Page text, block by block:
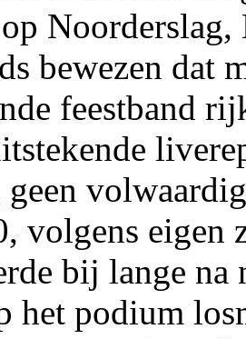
bewezen dat
feestband
geen
volgens eigen
bij lange
het podium